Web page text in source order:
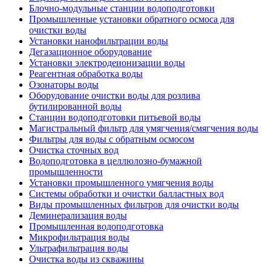
Блочно-модульные станции водоподготовки
Промышленные установки обратного осмоса для
очистки воды
Установки нанофильтрации воды
Дегазационное оборудование
Установки электродеионизации воды
Реагентная обработка воды
Озонаторы воды
Оборудование очистки воды для розлива
бутилированной воды
Станции водоподготовки питьевой воды
Магистральный фильтр для умягчения/смягчения воды
Фильтры для воды с обратным осмосом
Очистка сточных вод
Водоподготовка в целлюлозно-бумажной
промышленности
Установки промышленного умягчения воды
Системы обработки и очистки балластных вод
Виды промышленных фильтров для очистки воды
Деминерализация воды
Промышленная водоподготовка
Микрофильтрация воды
Ультрафильтрация воды
Очистка воды из скважины